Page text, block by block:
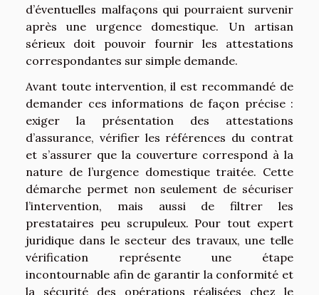
d’éventuelles malfaçons qui pourraient survenir
après une urgence domestique. Un artisan
sérieux doit pouvoir fournir les attestations
correspondantes sur simple demande.
Avant toute intervention, il est recommandé de
demander ces informations de façon précise :
exiger la présentation des attestations
d’assurance, vérifier les références du contrat
et s’assurer que la couverture correspond à la
nature de l’urgence domestique traitée. Cette
démarche permet non seulement de sécuriser
l’intervention, mais aussi de filtrer les
prestataires peu scrupuleux. Pour tout expert
juridique dans le secteur des travaux, une telle
vérification représente une étape
incontournable afin de garantir la conformité et
la sécurité des opérations réalisées chez le